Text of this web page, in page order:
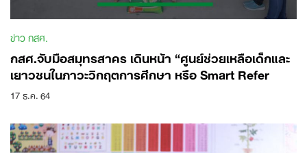
ข่าว กสศ.
กสศ.จับมือสมุทรสาคร เดินหน้า “ศูนย์ช่วยเหลือเด็กและ
เยาวชนในภาวะวิกฤตการศึกษา หรือ Smart Refer
17 ธ.ค. 64